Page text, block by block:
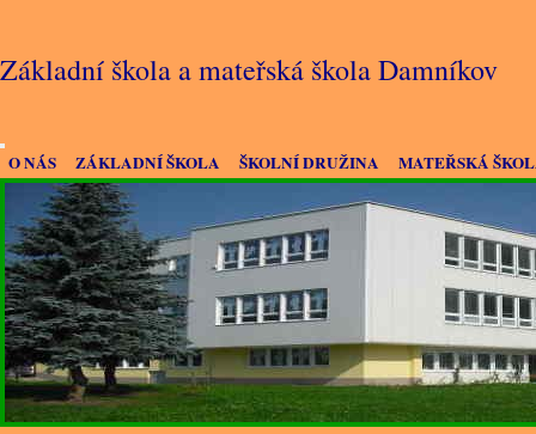
O NÁS ZÁKLADNÍ ŠKOLA ŠKOLNÍ DRUŽINA MATEŘSKÁ
Základní škola a mateřská škola Damníkov